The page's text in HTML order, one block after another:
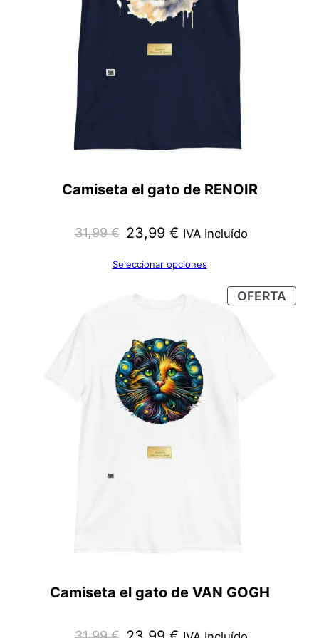
Camiseta el gato de RENOIR
31,99€ El
23,99 €ElIVA Incluído
Seleccionar opciones
OFERTA
EN
Camiseta el gato de VAN GOGH